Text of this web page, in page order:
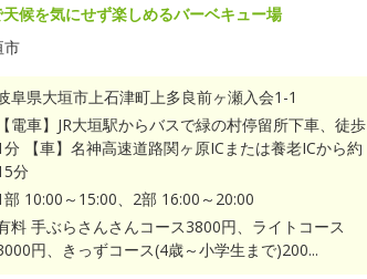
候を気にせず楽しめるバーベキュー場
市
阜県大垣市上石津町上多良前ヶ瀬入会1-1
【電車】JR大垣駅からバスで緑の村停留所下車、徒歩
分 【車】名神高速道路関ヶ原ICまたは養老ICから約
分
部 10:00～15:00、2部 16:00～20:00
料 手ぶらさんさんコース3800円、ライトコース
円、きっずコース(4歳～小学生まで)200...